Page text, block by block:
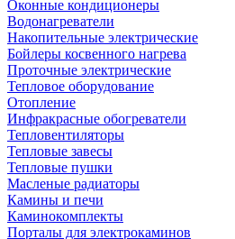
Оконные кондиционеры
Водонагреватели
Накопительные электрические
Бойлеры косвенного нагрева
Проточные электрические
Тепловое оборудование
Отопление
Инфракрасные обогреватели
Тепловентиляторы
Тепловые завесы
Тепловые пушки
Масленые радиаторы
Камины и печи
Каминокомплекты
Порталы для электрокаминов